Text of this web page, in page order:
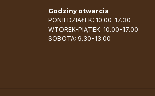
Godziny otwarcia
PONIEDZIAŁEK: 10.00-17.30
WTOREK-PIĄTEK: 10.00-17.00
SOBOTA: 9.30-13.00